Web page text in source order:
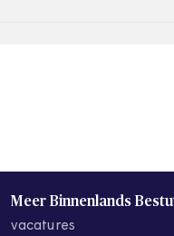
Meer Binnenlands
vacatures